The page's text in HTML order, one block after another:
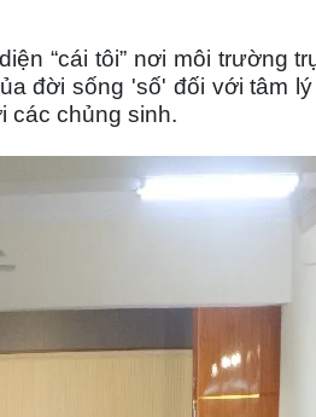
“cái tôi” nơi môi trường
đời sống 'số' đối với tâm
các chủng sinh.